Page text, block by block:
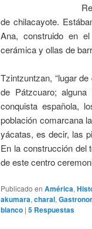
de chilacayote.
Ana, construido en
cerámica y ollas de
Tzintzuntzan, “lugar
de Pátzcuaro;
conquista española,
población comarcana
yácatas, es decir, las
En la construcción del
de este centro
Publicado en América,
akumara, charal,
blanco | 5 Respuestas